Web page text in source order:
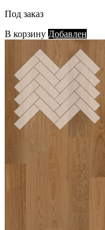
Под заказ
В корзину Добавлен